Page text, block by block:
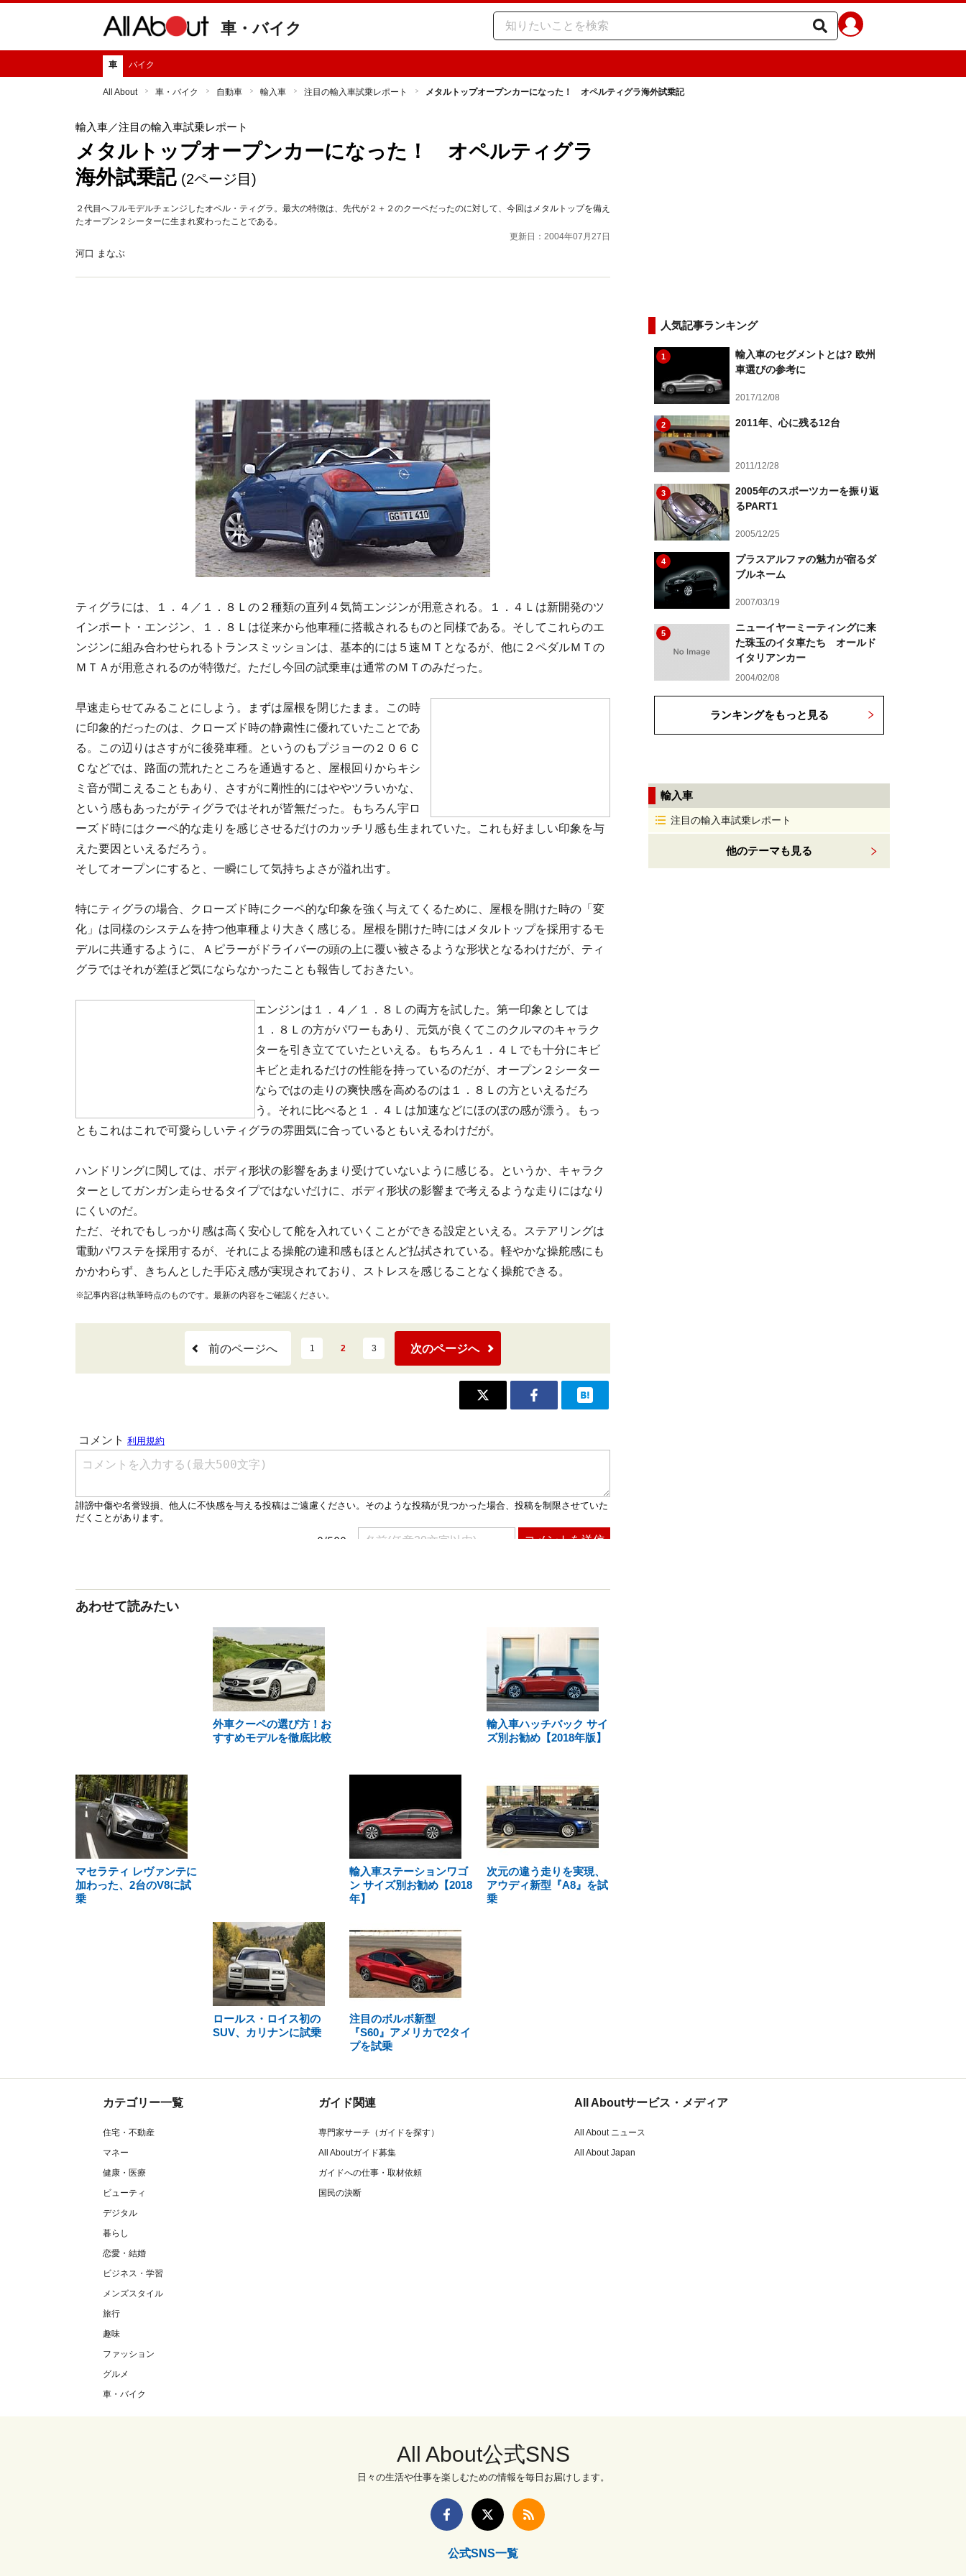
車・バイク
車 バイク
All About 車・バイク 自動車 輸入車 注目の輸入車試乗レポート メタルトップオープンカーになった！ オペルティグラ海外試乗記
輸入車／注目の輸入車試乗レポート
メタルトップオープンカーになった！ オペルティグラ
海外試乗記 (2ページ目)
２代目へフルモデルチェンジしたオペル・ティグラ。最大の特徴は、先代が２＋２のクーペだったのに対して、今回はメタルトップを備え
たオープン２シーターに生まれ変わったことである。
更新日：2004年07月27日
河口 まなぶ
ティグラには、１．４／１．８Ｌの２種類の直列４気筒エンジンが用意される。１．４Ｌは新開発のツ
インポート・エンジン、１．８Ｌは従来から他車種に搭載されるものと同様である。そしてこれらのエ
ンジンに組み合わせられるトランスミッションは、基本的には５速ＭＴとなるが、他に２ペダルＭＴの
ＭＴＡが用意されるのが特徴だ。ただし今回の試乗車は通常のＭＴのみだった。
早速走らせてみることにしよう。まずは屋根を閉じたまま。この時
に印象的だったのは、クローズド時の静粛性に優れていたことであ
る。この辺りはさすがに後発車種。というのもプジョーの２０６Ｃ
Ｃなどでは、路面の荒れたところを通過すると、屋根回りからキシ
ミ音が聞こえることもあり、さすがに剛性的にはややツラいかな、
という感もあったがティグラではそれが皆無だった。もちろん宇ロ
ーズド時にはクーペ的な走りを感じさせるだけのカッチリ感も生まれていた。これも好ましい印象を与
えた要因といえるだろう。
そしてオープンにすると、一瞬にして気持ちよさが溢れ出す。
特にティグラの場合、クローズド時にクーペ的な印象を強く与えてくるために、屋根を開けた時の「変
化」は同様のシステムを持つ他車種より大きく感じる。屋根を開けた時にはメタルトップを採用するモ
デルに共通するように、Ａピラーがドライバーの頭の上に覆い被さるような形状となるわけだが、ティ
グラではそれが差ほど気にならなかったことも報告しておきたい。
エンジンは１．４／１．８Ｌの両方を試した。第一印象としては
１．８Ｌの方がパワーもあり、元気が良くてこのクルマのキャラク
ターを引き立てていたといえる。もちろん１．４Ｌでも十分にキビ
キビと走れるだけの性能を持っているのだが、オープン２シーター
ならではの走りの爽快感を高めるのは１．８Ｌの方といえるだろ
う。それに比べると１．４Ｌは加速などにほのぼの感が漂う。もっ
ともこれはこれで可愛らしいティグラの雰囲気に合っているともいえるわけだが。
ハンドリングに関しては、ボディ形状の影響をあまり受けていないように感じる。というか、キャラク
ターとしてガンガン走らせるタイプではないだけに、ボディ形状の影響まで考えるような走りにはなり
にくいのだ。
ただ、それでもしっかり感は高く安心して舵を入れていくことができる設定といえる。ステアリングは
電動パワステを採用するが、それによる操舵の違和感もほとんど払拭されている。軽やかな操舵感にも
かかわらず、きちんとした手応え感が実現されており、ストレスを感じることなく操舵できる。
※記事内容は執筆時点のものです。最新の内容をご確認ください。
前のページへ 1 2 3 次のページへ
あわせて読みたい
外車クーペの選び方！お
すすめモデルを徹底比較
輸入車ハッチバック サイ
ズ別お勧め【2018年版】
マセラティ レヴァンテに
加わった、2台のV8に試
乗
輸入車ステーションワゴ
ン サイズ別お勧め【2018
年】
次元の違う走りを実現、
アウディ新型『A8』を試
乗
ロールス・ロイス初の
SUV、カリナンに試乗
注目のボルボ新型
『S60』アメリカで2タイ
プを試乗
人気記事ランキング
1
輸入車のセグメントとは? 欧州
車選びの参考に
2017/12/08
2 2011年、心に残る12台
2011/12/28
3
2005年のスポーツカーを振り返
るPART1
2005/12/25
4
プラスアルファの魅力が宿るダ
ブルネーム
2007/03/19
5
ニューイヤーミーティングに来
た珠玉のイタ車たち オールド
イタリアンカー
2004/02/08
ランキングをもっと見る
輸入車
注目の輸入車試乗レポート
他のテーマも見る
カテゴリー一覧
住宅・不動産
マネー
健康・医療
ビューティ
デジタル
暮らし
恋愛・結婚
ビジネス・学習
メンズスタイル
旅行
趣味
ファッション
グルメ
車・バイク
ガイド関連
専門家サーチ（ガイドを探す）
All Aboutガイド募集
ガイドへの仕事・取材依頼
国民の決断
All Aboutサービス・メディア
All About ニュース
All About Japan
All About公式SNS
日々の生活や仕事を楽しむための情報を毎日お届けします。
公式SNS一覧